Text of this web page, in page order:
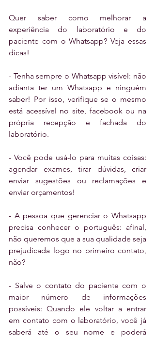
Quer saber como melhorar a
experiência do laboratório e do
paciente com o Whatsapp? Veja essas
dicas!
- Tenha sempre o Whatsapp visível: não
adianta ter um Whatsapp e ninguém
saber! Por isso, verifique se o mesmo
está acessível no site, facebook ou na
própria recepção e fachada do
laboratório.
- Você pode usá-lo para muitas coisas:
agendar exames, tirar dúvidas, criar
enviar sugestões ou reclamações e
enviar orçamentos!
- A pessoa que gerenciar o Whatsapp
precisa conhecer o português: afinal,
não queremos que a sua qualidade seja
prejudicada logo no primeiro contato,
não?
- Salve o contato do paciente com o
maior número de informações
possíveis: Quando ele voltar a entrar
em contato com o laboratório, você já
saberá até o seu nome e poderá